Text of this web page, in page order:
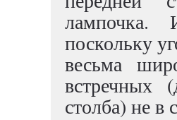
лампочка.
поскольку
весьма
встречных
столба) не в